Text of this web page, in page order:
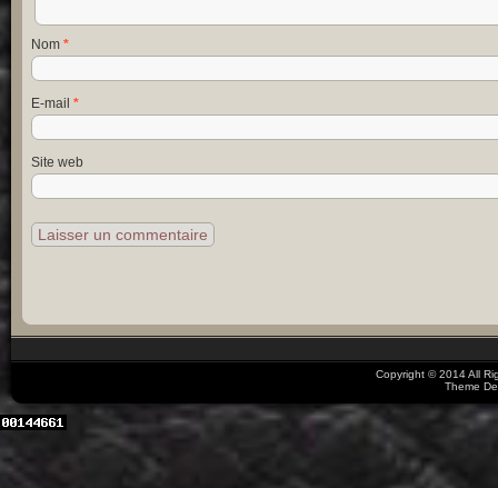
Nom *
E-mail *
Site web
Copyright © 2014 All
Theme